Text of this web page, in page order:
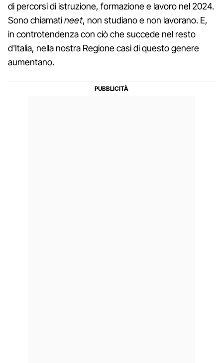
di percorsi di istruzione, formazione e lavoro nel 2024.
Sono chiamatineet, non studiano e non lavorano. E,
in controtendenza con ciò che succede nel resto
d'Italia, nella nostra Regione casi di questo genere
aumentano.